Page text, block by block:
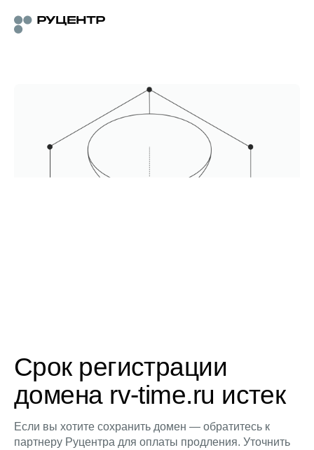
Срок регистрации
домена rv-time.ru истек
Если вы хотите сохранить домен — обратитесь к
партнеру Руцентра для оплаты продления. Уточнить